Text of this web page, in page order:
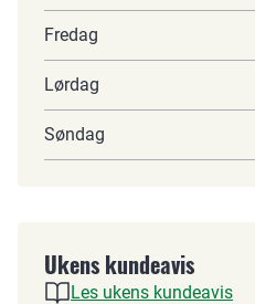
Fredag
Lørdag
Søndag
Ukens kundeavis
Les ukens kundeavis